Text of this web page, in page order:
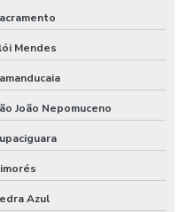
Mendes
João Nepomuceno
Azul